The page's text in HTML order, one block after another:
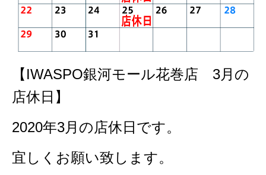
【IWASPO銀河モール花巻店 3月の
店休日】
2020年3月の店休日です。
宜しくお願い致します。